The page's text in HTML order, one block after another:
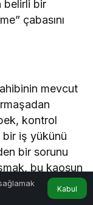
belirli bir
çabasını
mevcut
kontrol
iş yükünü
bir sorunu
bu kaosun
arzunuzun bir
Kabul
Hesabım